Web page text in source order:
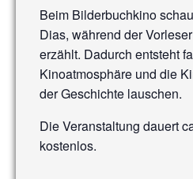
Beim Bilderbuchkino
Dias, während der
erzählt. Dadurch entsteht
Kinoatmosphäre und die
der Geschichte lauschen.
Die Veranstaltung dauert
kostenlos.